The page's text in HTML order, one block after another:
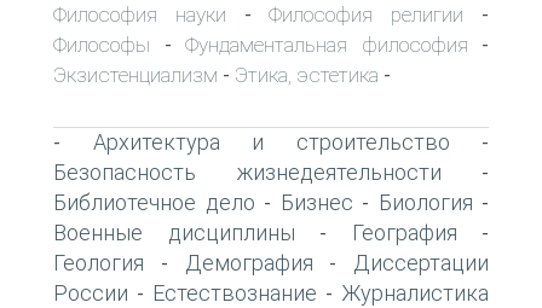
Философия науки -Философия религии -
Философы - Фундаментальная философия -
Экзистенциализм - Этика, эстетика -
- Архитектура и строительство -
Безопасность жизнедеятельности -
Библиотечное дело - Бизнес - Биология -
Военные дисциплины - География -
Геология - Демография -
Диссертации
России - Естествознание - Журналистика